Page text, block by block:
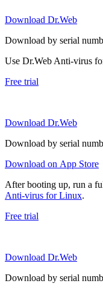
Download Dr.Web
Download by serial
Use Dr.Web Anti-virus
Free trial
Download Dr.Web
Download by serial
Download on App Store
After booting up, run a
Anti-virus for Linux.
Free trial
Download Dr.Web
Download by serial